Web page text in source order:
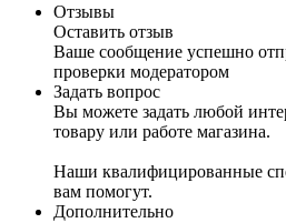
Отзывы
Оставить отзыв
Ваше сообщение успешно
проверки модератором
Задать вопрос
Вы можете задать любой
товару или работе магазина.
Наши квалифицированные
вам помогут.
Дополнительно